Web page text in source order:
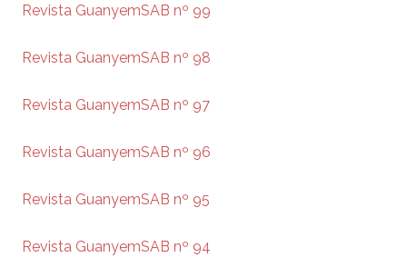
Revista GuanyemSAB nº 99
Revista GuanyemSAB nº 98
Revista GuanyemSAB nº 97
Revista GuanyemSAB nº 96
Revista GuanyemSAB nº 95
Revista GuanyemSAB nº 94